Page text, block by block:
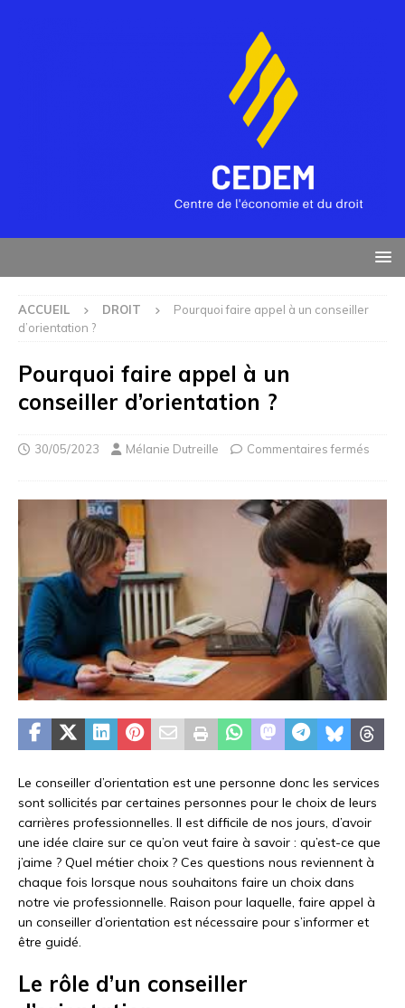
ACCUEIL DROIT
Pourquoi faire appel à un conseiller
d’orientation ?
Pourquoi faire appel à un
conseiller d’orientation ?
30/05/2023 Mélanie Dutreille Commentaires fermés
Le conseiller d’orientation est une personne donc les services
sont sollicités par certaines personnes pour le choix de leurs
carrières professionnelles. Il est difficile de nos jours, d’avoir
une idée claire sur ce qu’on veut faire à savoir : qu’est-ce que
j’aime ? Quel métier choix ? Ces questions nous reviennent à
chaque fois lorsque nous souhaitons faire un choix dans
notre vie professionnelle. Raison pour laquelle, faire appel à
un conseiller d’orientation est nécessaire pour s’informer et
être guidé.
Le rôle d’un conseiller